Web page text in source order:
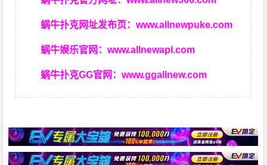
蜗牛扑克网址发布页：www.allnewpuke.com
蜗牛娱乐官网：www.allnewapl.com
蜗牛扑克GG官网：www.ggallnew.com